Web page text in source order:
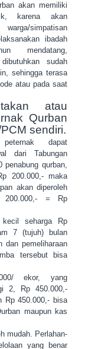
akan memiliki
karena akan
simpatisan
ibadah
mendatang,
sudah
sehingga terasa
atau pada saat
atau
Qurban
sendiri.
dapat
dari Tabungan
penabung qurban,
200.000,- maka
akan diperoleh
= Rp
kecil seharga Rp
7 (tujuh) bulan
dan pemeliharaan
tersebut bisa
ekor, yang
2, Rp 450.000,-
Rp 450.000,- bisa
maupun kas
mudah. Perlahan-
yang benar